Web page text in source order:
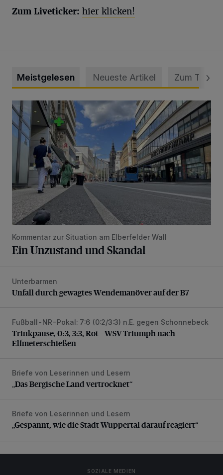
Zum Liveticker: hier klicken!
Meistgelesen Neueste Artikel Zum Thema
Ein Unzustand und Skandal
Kommentar zur Situation am Elberfelder Wall
Ein Unzustand und Skandal
Unfall durch gewagtes Wendemanöver auf der B7
Unterbarmen
Unfall durch gewagtes Wendemanöver auf der B7
Trinkpause, 0:3, 3:3, Rot – WSV-Triumph nach
Fußball-NR-Pokal: 7:6 (0:2/3:3) n.E. gegen Schonnebeck
Trinkpause, 0:3, 3:3, Rot – WSV-Triumph nach
Elfmeterschießen
„Das Bergische Land vertrocknet“
Briefe von Leserinnen und Lesern
„Das Bergische Land vertrocknet“
„Gespannt, wie die Stadt Wuppertal darauf reagiert“
Briefe von Leserinnen und Lesern
„Gespannt, wie die Stadt Wuppertal darauf reagiert“
SOZIALE MEDIEN